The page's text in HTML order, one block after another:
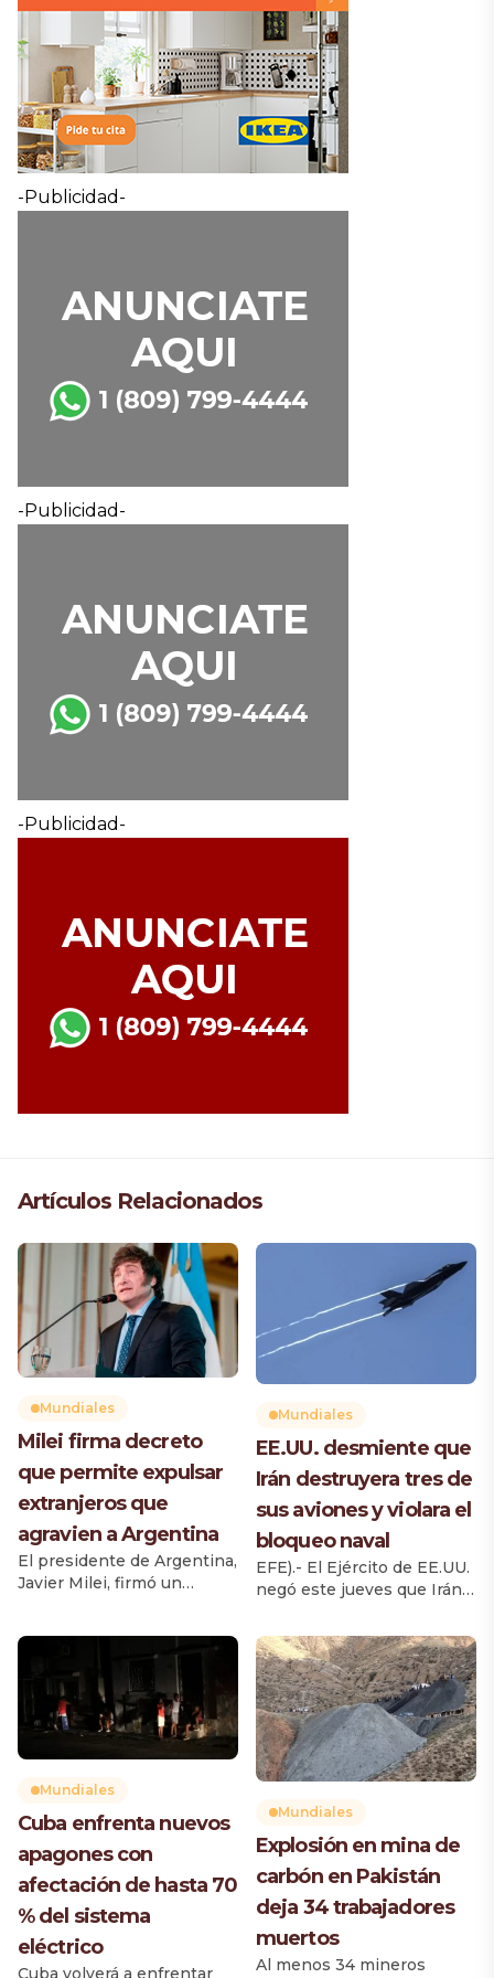
-Publicidad-
-Publicidad-
-Publicidad-
Artículos Relacionados
Mundiales
Milei firma decreto
que permite expulsar
extranjeros que
agravien a Argentina
El presidente de Argentina,
Javier Milei, firmó un
nuevas causas para impedir
el ingreso al país o cancelar
residencias de extranjeros
que hayan realizado
acciones consideradas
como agravios contra los
argentinos, su cultura o su
medida, publicada este
jueves en el Boletín Oficial,
[…]
Mundiales
EE.UU. desmiente que
Irán destruyera tres de
sus aviones y violara el
bloqueo naval
EFE).- El Ejército de EE.UU.
negó este jueves que Irán
aviones caza F-35 en un
ataque a una base aérea de
Jordania, y que un
petrolero haya violado el
bloqueo naval a los puertos
iraníes, como han
reportado medios de la
República Islámica. El
Comando Central del
Ejército de Estados […]
Mundiales
Cuba enfrenta nuevos
apagones con
afectación de hasta 70
% del sistema
eléctrico
Mundiales
Explosión en mina de
carbón en Pakistán
deja 34 trabajadores
muertos
Al menos 34 mineros